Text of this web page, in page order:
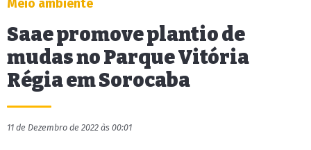
Meio ambiente
Saae promove plantio de
mudas no Parque Vitória
Régia em Sorocaba
11 de Dezembro de 2022 às 00:01